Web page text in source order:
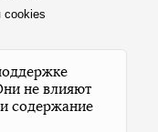
cookies
не влияют
содержание